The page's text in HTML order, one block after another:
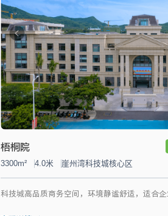
梧桐院
3300m² 4.0米 崖州湾科技城核心区
科技城高品质商务空间，环境静谧舒适，适合企